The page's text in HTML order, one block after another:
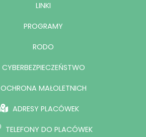
LINKI
PROGRAMY
RODO
CYBERBEZPIECZEŃSTWO
OCHRONA MAŁOLETNICH
ADRESY PLACÓWEK
TELEFONY DO PLACÓWEK